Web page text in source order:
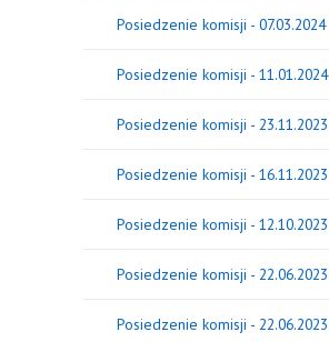
Posiedzenie komisji - 07.03.2024
Posiedzenie komisji - 11.01.2024
Posiedzenie komisji - 23.11.2023
Posiedzenie komisji - 16.11.2023
Posiedzenie komisji - 12.10.2023
Posiedzenie komisji - 22.06.2023
Posiedzenie komisji - 22.06.2023